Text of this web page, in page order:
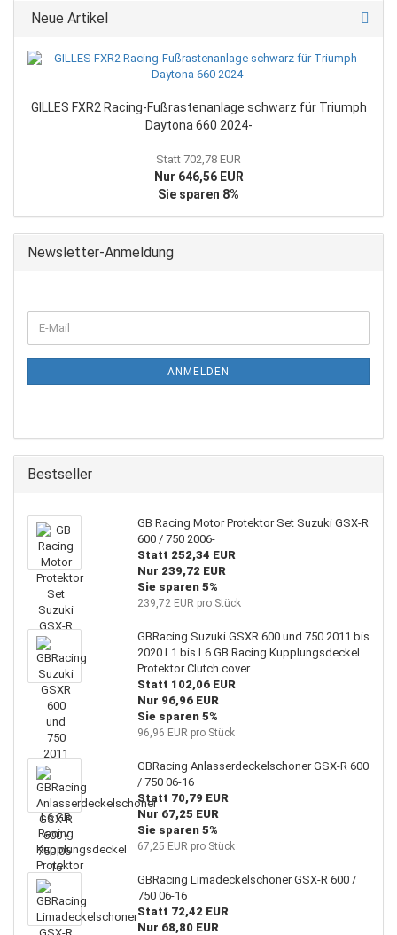
Neue Artikel
GILLES FXR2 Racing-Fußrastenanlage schwarz für Triumph
Daytona 660 2024-
Statt 702,78 EUR
Nur 646,56 EUR
Sie sparen 8%
Newsletter-Anmeldung
ZUR
NEWSLETTER-
E-
Mail
ANMELDEN
Bestseller
GB Racing Motor Protektor Set Suzuki GSX-R
600 / 750 2006-
Statt 252,34 EUR
Nur 239,72 EUR
Sie sparen 5%
239,72 EUR pro Stück
GBRacing Suzuki GSXR 600 und 750 2011 bis
2020 L1 bis L6 GB Racing Kupplungsdeckel
Protektor Clutch cover
Statt 102,06 EUR
Nur 96,96 EUR
Sie sparen 5%
96,96 EUR pro Stück
GBRacing Anlasserdeckelschoner GSX-R 600
/ 750 06-16
Statt 70,79 EUR
Nur 67,25 EUR
Sie sparen 5%
67,25 EUR pro Stück
GBRacing Limadeckelschoner GSX-R 600 /
750 06-16
Statt 72,42 EUR
Nur 68,80 EUR